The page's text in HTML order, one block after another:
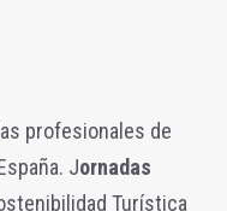
profesionales de
Jornadas
Turística